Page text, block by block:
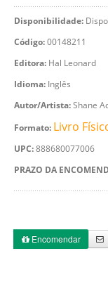
Disponibilidade:
Código:00148211
Editora: Hal Leonard
Idioma: Inglês
Autor/Artista:Shane
Formato: Livro
UPC:888680077006
PRAZO DA
Encomendar